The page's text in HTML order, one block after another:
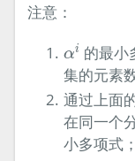
注意：
αi
i 的最小
集的元素
通过上面
在同一个
小多项式；